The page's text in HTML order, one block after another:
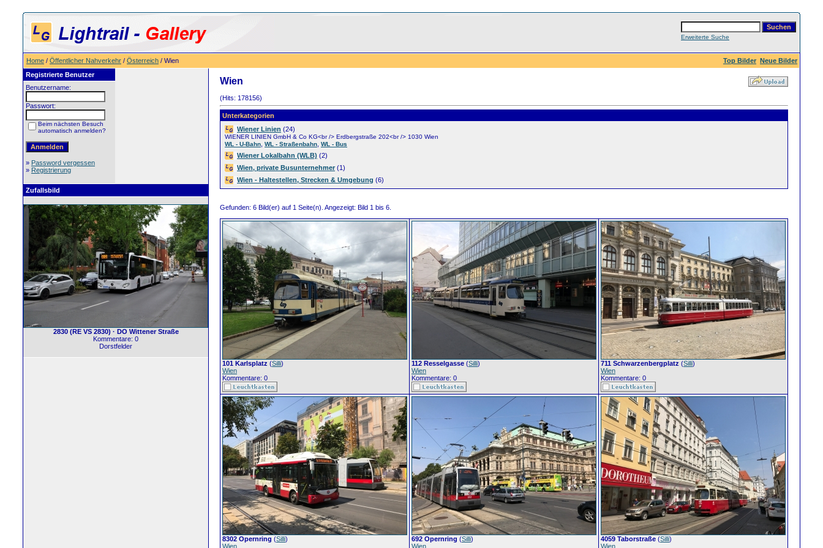
Erweiterte Suche
Home / Öffentlicher Nahverkehr / Österreich / Wien Top Bilder Neue Bilder
Registrierte Benutzer
Benutzername:
Passwort:
Beim nächsten Besuch
automatisch anmelden?
» Password vergessen
» Registrierung
Zufallsbild
2830 (RE VS 2830) · DO Wittener Straße
Kommentare: 0
Dorstfelder
Wien
(Hits: 178156)
Unterkategorien
Wiener Linien (24)
WIENER LINIEN GmbH & Co KG<br /> Erdbergstraße 202<br /> 1030 Wien
WL - U-Bahn WL - Straßenbahn WL - Bus
Wiener Lokalbahn (WLB) (2)
Wien, private Busunternehmer(1)
Wien - Haltestellen, Strecken & Umgebung (6)
Gefunden: 6 Bild(er) auf 1 Seite(n). Angezeigt: Bild 1 bis 6.
101 Karlsplatz (Silli)
Wien
Kommentare: 0
112 Resselgasse (Silli)
Wien
Kommentare: 0
711 Schwarzenbergplatz (Silli)
Wien
Kommentare: 0
8302 Opernring (Silli)
Wien
692 Opernring (Silli)
Wien
4059 Taborstraße (Silli)
Wien